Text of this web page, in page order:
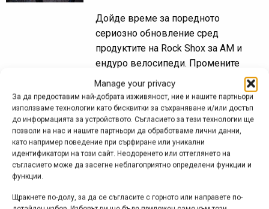
Manage your privacy
За да предоставим най-добрата изживяност, ние и нашите партньори
използваме технологии като бисквитки за съхраняване и/или достъп
до информацията за устройството. Съгласието за тези технологии ще
позволи на нас и нашите партньори да обработваме лични данни,
като например поведение при сърфиране или уникални
идентификатори на този сайт. Неодоренето или оттеглянето на
съгласието може да засегне неблагоприятно определени функции и
функции.
Щракнете по-долу, за да се съгласите с горното или направете по-
Дойде време за поредното
сериозно обновление сред
продуктите на Rock Shox за AM и
ендуро велосипеди. Промените
засягат вилките Pike, Lyrik и Zeb,
както и няколко модела задни
амортисьори.
Rock Shox представи
ZEB